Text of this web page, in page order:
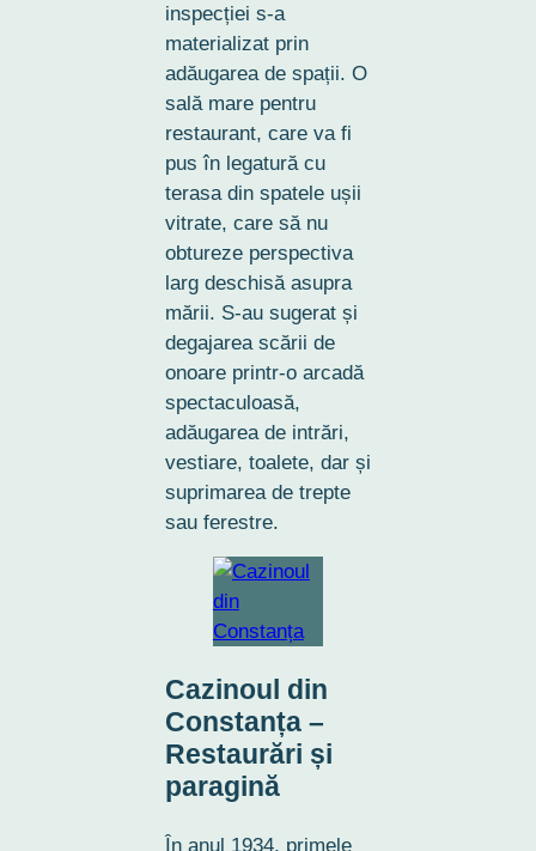
inspecției s-a
materializat prin
adăugarea de spații. O
sală mare pentru
restaurant, care va fi
pus în legatură cu
terasa din spatele ușii
vitrate, care să nu
obtureze perspectiva
larg deschisă asupra
mării. S-au sugerat și
degajarea scării de
onoare printr-o arcadă
spectaculoasă,
adăugarea de intrări,
vestiare, toalete, dar și
suprimarea de trepte
sau ferestre.
Cazinoul din
Constanța –
Restaurări și
paragină
În anul 1934, primele